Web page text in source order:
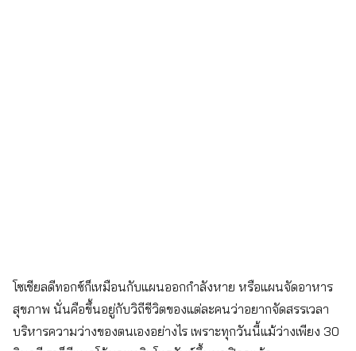
โซเชียลดีทอกซ์ก็เหมือนกับแผนออกกำลังหาย หรือแผนจัดอาหาร
สุขภาพ นั่นคือขึ้นอยู่กับวิถีชีวิตของแต่ละคนว่าอยากจัดสรรเวลา
บริหารความว่างของตนเองอย่างไร เพราะทุกวันนี้แม้ว่างเพียง 30